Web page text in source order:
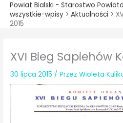
Powiat Bialski - Starostwo
wszystkie-wpisy > Aktualności >
2015
XVI Bieg Sapiehów
30 lipca 2015 / PrzezWioleta